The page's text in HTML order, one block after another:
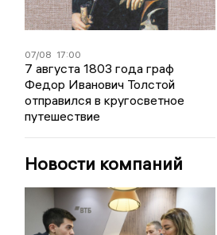
07/08 17:00
7 августа 1803 года граф
Федор Иванович Толстой
отправился в кругосветное
путешествие
Новости компаний